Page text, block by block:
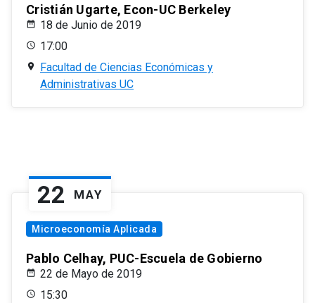
Cristián Ugarte, Econ-UC Berkeley
18 de Junio de 2019
17:00
Facultad de Ciencias Económicas y
Administrativas UC
22 MAY
Microeconomía Aplicada
Pablo Celhay, PUC-Escuela de Gobierno
22 de Mayo de 2019
15:30